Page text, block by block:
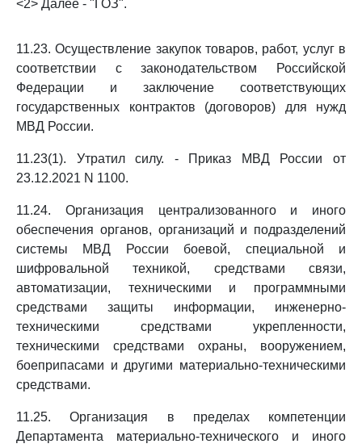
<2> Далее - "ГОЗ".
11.23. Осуществление закупок товаров, работ, услуг в
соответствии с законодательством Российской
Федерации и заключение соответствующих
государственных контрактов (договоров) для нужд
МВД России.
11.23(1). Утратил силу. - Приказ МВД России от
23.12.2021 N 1100.
11.24. Организация централизованного и иного
обеспечения органов, организаций и подразделений
системы МВД России боевой, специальной и
шифровальной техникой, средствами связи,
автоматизации, техническими и программными
средствами защиты информации, инженерно-
техническими средствами укрепленности,
техническими средствами охраны, вооружением,
боеприпасами и другими материально-техническими
средствами.
11.25. Организация в пределах компетенции
Департамента материально-технического и иного